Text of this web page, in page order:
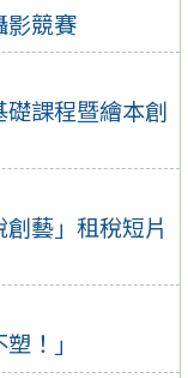
影競賽
課程暨繪本創
藝」租稅短片
！」